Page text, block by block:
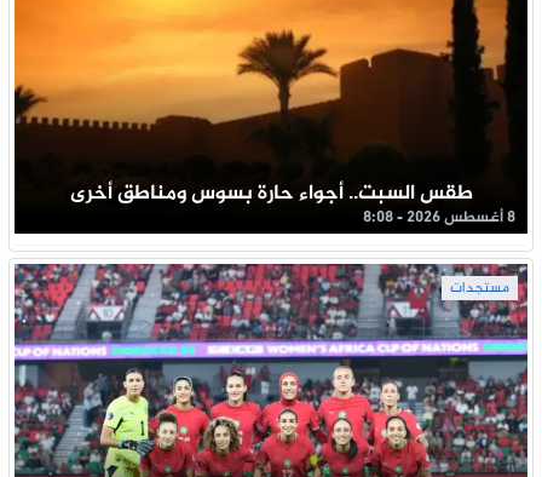
طقس السبت.. أجواء حارة بسوس ومناطق أخرى
8 أغسطس 2026 - 8:08
مستجدات